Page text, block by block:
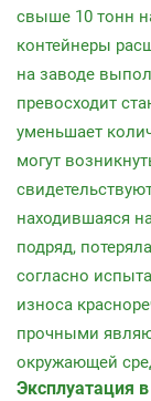
свыше 10 тонн
контейнеры
на заводе
превосходит
уменьшает
могут
находившаяся
подряд,
согласно
износа
прочными
окружающей
Эксплуатация